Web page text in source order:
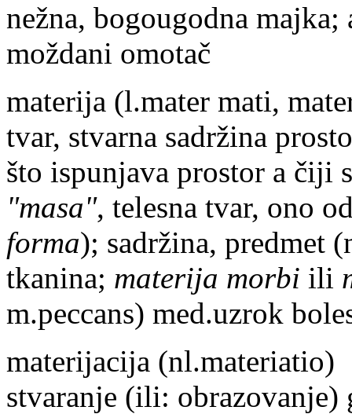
nežna, bogougodna majka;
moždani omotač
materija (l.mater mati,
tvar, stvarna sadržina
što ispunjava prostor a čiji
"masa", telesna tvar, ono
forma); sadržina, predmet
tkanina; materija morbi ili
m.peccans) med.uzrok
materijacija (nl.materiatio)
stvaranje (ili: